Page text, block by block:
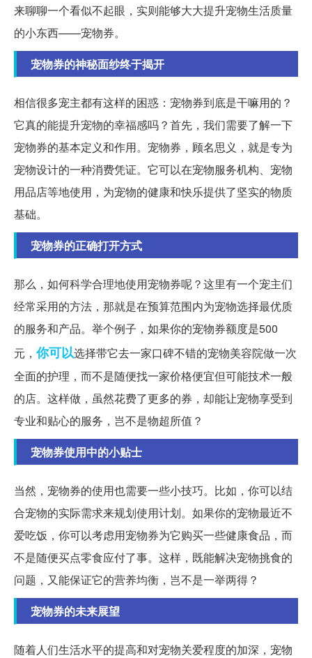
来聊聊一个看似不起眼，实则能够大大提升宠物生活质量
的小东西——宠物券。
宠物券的神秘面纱终于揭开
相信很多宠主都有这样的困惑：宠物券到底是干嘛用的？
它真的能提升宠物的幸福感吗？首先，我们需要了解一下
宠物券的基本定义和作用。宠物券，顾名思义，就是专为
宠物设计的一种消费凭证。它可以在宠物服务机构、宠物
用品店等地使用，为宠物的健康和快乐提供了坚实的物质
基础。
宠物券的正确打开方式
那么，如何科学合理地使用宠物券呢？这里有一个宠主们
经常采用的方法，那就是在预算范围内为宠物选择最优质
的服务和产品。举个例子，如果你的宠物券额度是500
元，你可以选择带它去一家口碑不错的宠物美容院做一次
全面的护理，而不是随便找一家价格便宜但可能技术一般
的店。这样做，虽然花费了更多的券，却能让宠物享受到
专业和贴心的服务，岂不是物超所值？
宠物券使用中的小贴士
当然，宠物券的使用也需要一些小技巧。比如，你可以结
合宠物的实际需求来规划使用计划。如果你的宠物最近不
爱吃饭，你可以考虑用宠物券为它购买一些健康食品，而
不是随便买点零食应付了事。这样，既能解决宠物挑食的
问题，又能保证它的营养均衡，岂不是一举两得？
宠物券的未来展望
随着人们生活水平的提高和对宠物关爱程度的加深，宠物